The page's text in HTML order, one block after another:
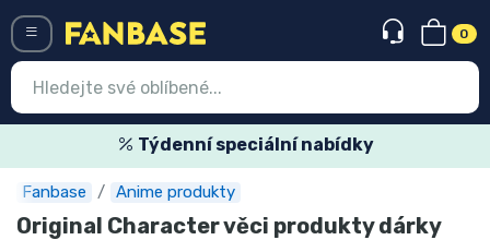
0
Týdenní speciální nabídky
Fanbase Anime produkty
Original Character věci produkty dárky
Vstup